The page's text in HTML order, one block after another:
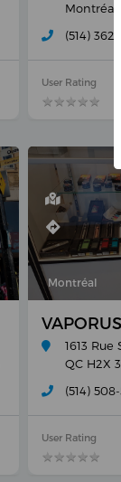
Montréal,
(514) 362-
User Rating
★★★★★
★★★★★
Montréal
1613
QC H2X
(514) 508-
User Rating
★★★★★
★★★★★